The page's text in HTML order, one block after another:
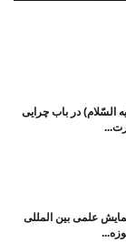
السّلام) در باب چرایی
علمی بین المللی